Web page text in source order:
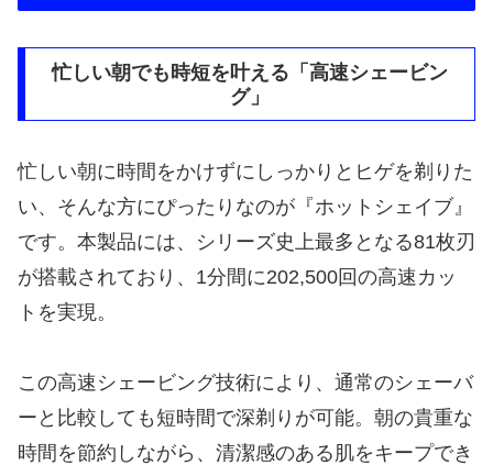
忙しい朝でも時短を叶える「高速シェービン
グ」
忙しい朝に時間をかけずにしっかりとヒゲを剃りた
い、そんな方にぴったりなのが『ホットシェイブ』
です。本製品には、シリーズ史上最多となる81枚刃
が搭載されており、1分間に202,500回の高速カッ
トを実現。
この高速シェービング技術により、通常のシェーバ
ーと比較しても短時間で深剃りが可能。朝の貴重な
時間を節約しながら、清潔感のある肌をキープでき